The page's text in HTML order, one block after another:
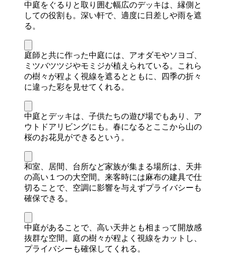
中庭をぐるりと取り囲む幅広のデッキは、縁側と
しての役割も。深い軒で、適度に日差しや雨を遮
る。
庭師と共に作った中庭には、アオダモやソヨゴ、
ミツバツツジやモミジが植えられている。これら
の樹々が程よく視線を遮るとともに、四季の折々
に違った彩を見せてくれる。
中庭とデッキは、子供たちの遊び場でもあり、ア
ウトドアリビングにも。春になるとここから山の
桜のお花見ができるという。
和室、居間、台所など家族が集まる場所は、天井
の高い１つの大空間。来客時には麻布の建具で仕
切ることで、空調に影響を与えずプライバシーも
確保できる。
中庭があることで、高い天井とも相まって開放感
抜群な空間。庭の樹々が程よく視線をカットし、
プライバシーも確保してくれる。